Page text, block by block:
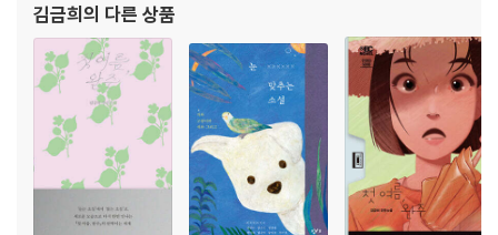
쓰는 인간 _157
나의 부겐빌레아 _163
파티는 녹록하게 _169
4부 그런 나무가 되었다
봄의 귀환 _177
흰 잠 _183
모든 넘어지는 것들은 기도를 한다 _187
김금희의 다른 상품